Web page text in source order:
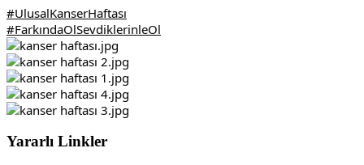
#UlusalKanserHaftası
#FarkındaOlSevdiklerinleOl
Yararlı Linkler